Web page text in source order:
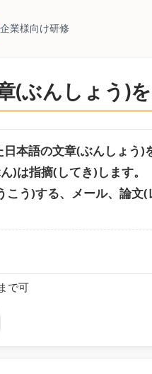
企業様向け研修
(ぶんしょう)
日本語の文章(ぶんしょう
)は指摘(してき)します。
こう)する、メール、論
で可